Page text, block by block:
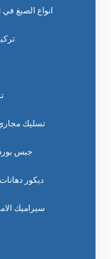
انواع الصبغ في
تسليك
جبس
ديكور
سيراميك